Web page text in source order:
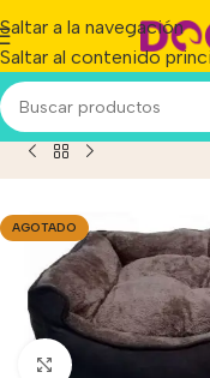
Saltar a la navegación
Saltar al contenido
Perros Y Gatos
AGOTADO
Haga clic para